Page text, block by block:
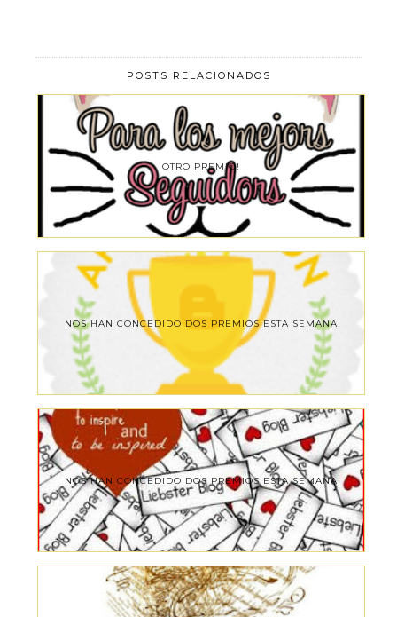
POSTS RELACIONADOS
OTRO PREMIO!
NOS HAN CONCEDIDO DOS PREMIOS ESTA SEMANA
NOS HAN CONCEDIDO DOS PREMIOS ESTA SEMANA